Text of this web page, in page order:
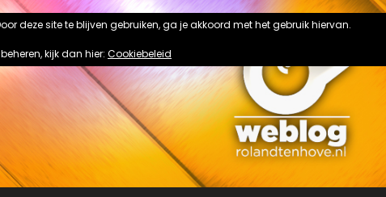
deze site te blijven gebruiken, ga je akkoord met het gebruik hiervan.
kijk dan hier: Cookiebeleid